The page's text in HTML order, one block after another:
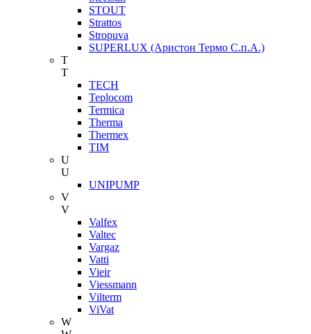
STOUT
Strattos
Stropuva
SUPERLUX (Аристон Термо С.п.А.)
T
T
TECH
Teplocom
Termica
Therma
Thermex
TIM
U
U
UNIPUMP
V
V
Valfex
Valtec
Vargaz
Vatti
Vieir
Viessmann
Vilterm
ViVat
W